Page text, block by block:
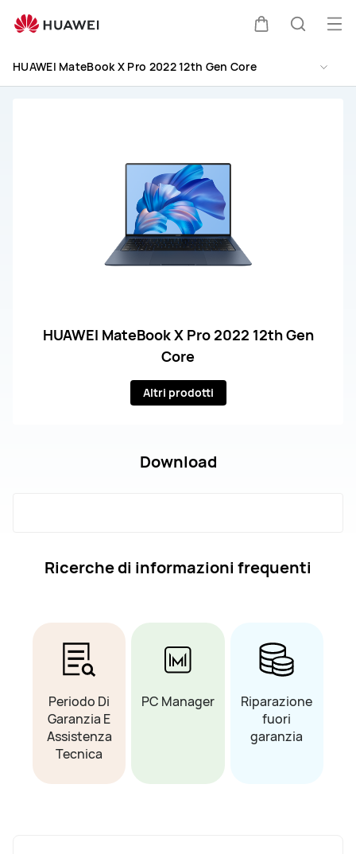
MateBook
Pro
2022
Apri
HUAWEI MateBook X Pro 2022 12th Gen Core
HUAWEI MateBook X Pro 2022 12th Gen
Core
Altri prodotti
Download
Ricerche di informazioni frequenti
Periodo Di
Garanzia E
Assistenza
Tecnica
PC Manager
Riparazione
fuori
garanzia